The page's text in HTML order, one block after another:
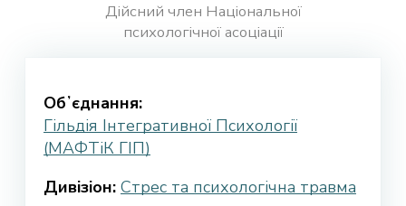
Дійсний член Національної
психологічної асоціації
Обʼєднання:
Гільдія Інтегративної Психології
(МАФТіК ГІП)
Дивізіон: Стрес та психологічна травма